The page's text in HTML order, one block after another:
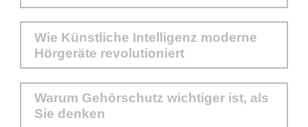
Wie Künstliche Intelligenz moderne
Hörgeräte revolutioniert
Warum Gehörschutz wichtiger ist, als
Sie denken